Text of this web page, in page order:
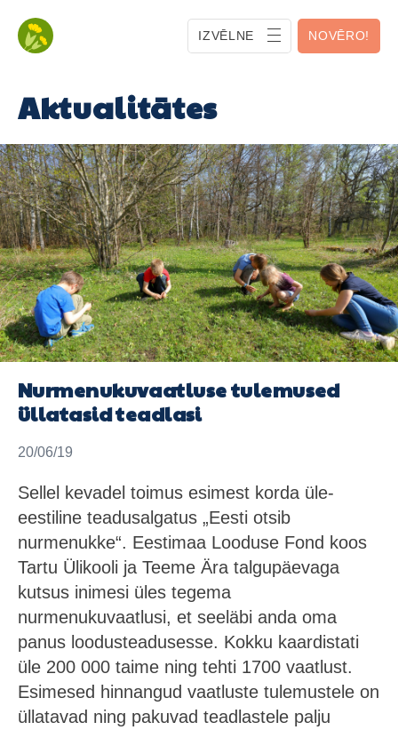
IZVĒLNE NOVĒRO!
Aktualitātes
Nurmenukuvaatluse tulemused
üllatasid teadlasi
20/06/19
Sellel kevadel toimus esimest korda üle-
eestiline teadusalgatus „Eesti otsib
nurmenukke“. Eestimaa Looduse Fond koos
Tartu Ülikooli ja Teeme Ära talgupäevaga
kutsus inimesi üles tegema
nurmenukuvaatlusi, et seeläbi anda oma
panus loodusteadusesse. Kokku kaardistati
üle 200 000 taime ning tehti 1700 vaatlust.
Esimesed hinnangud vaatluste tulemustele on
üllatavad ning pakuvad teadlastele palju